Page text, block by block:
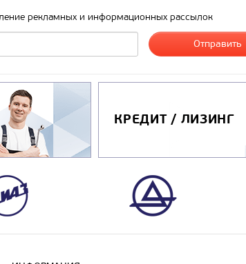
рекламных и информационных рассылок
КРЕДИТ / ЛИЗИНГ